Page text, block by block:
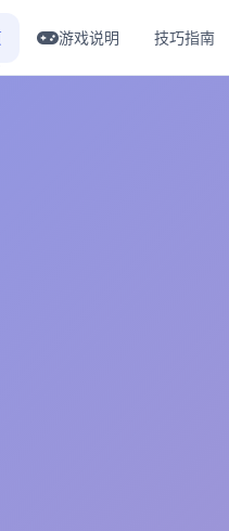
游戏说明 技巧指南